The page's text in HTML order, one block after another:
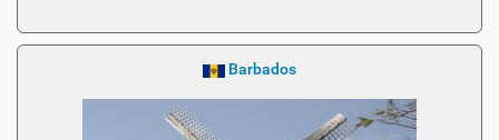
Barbados